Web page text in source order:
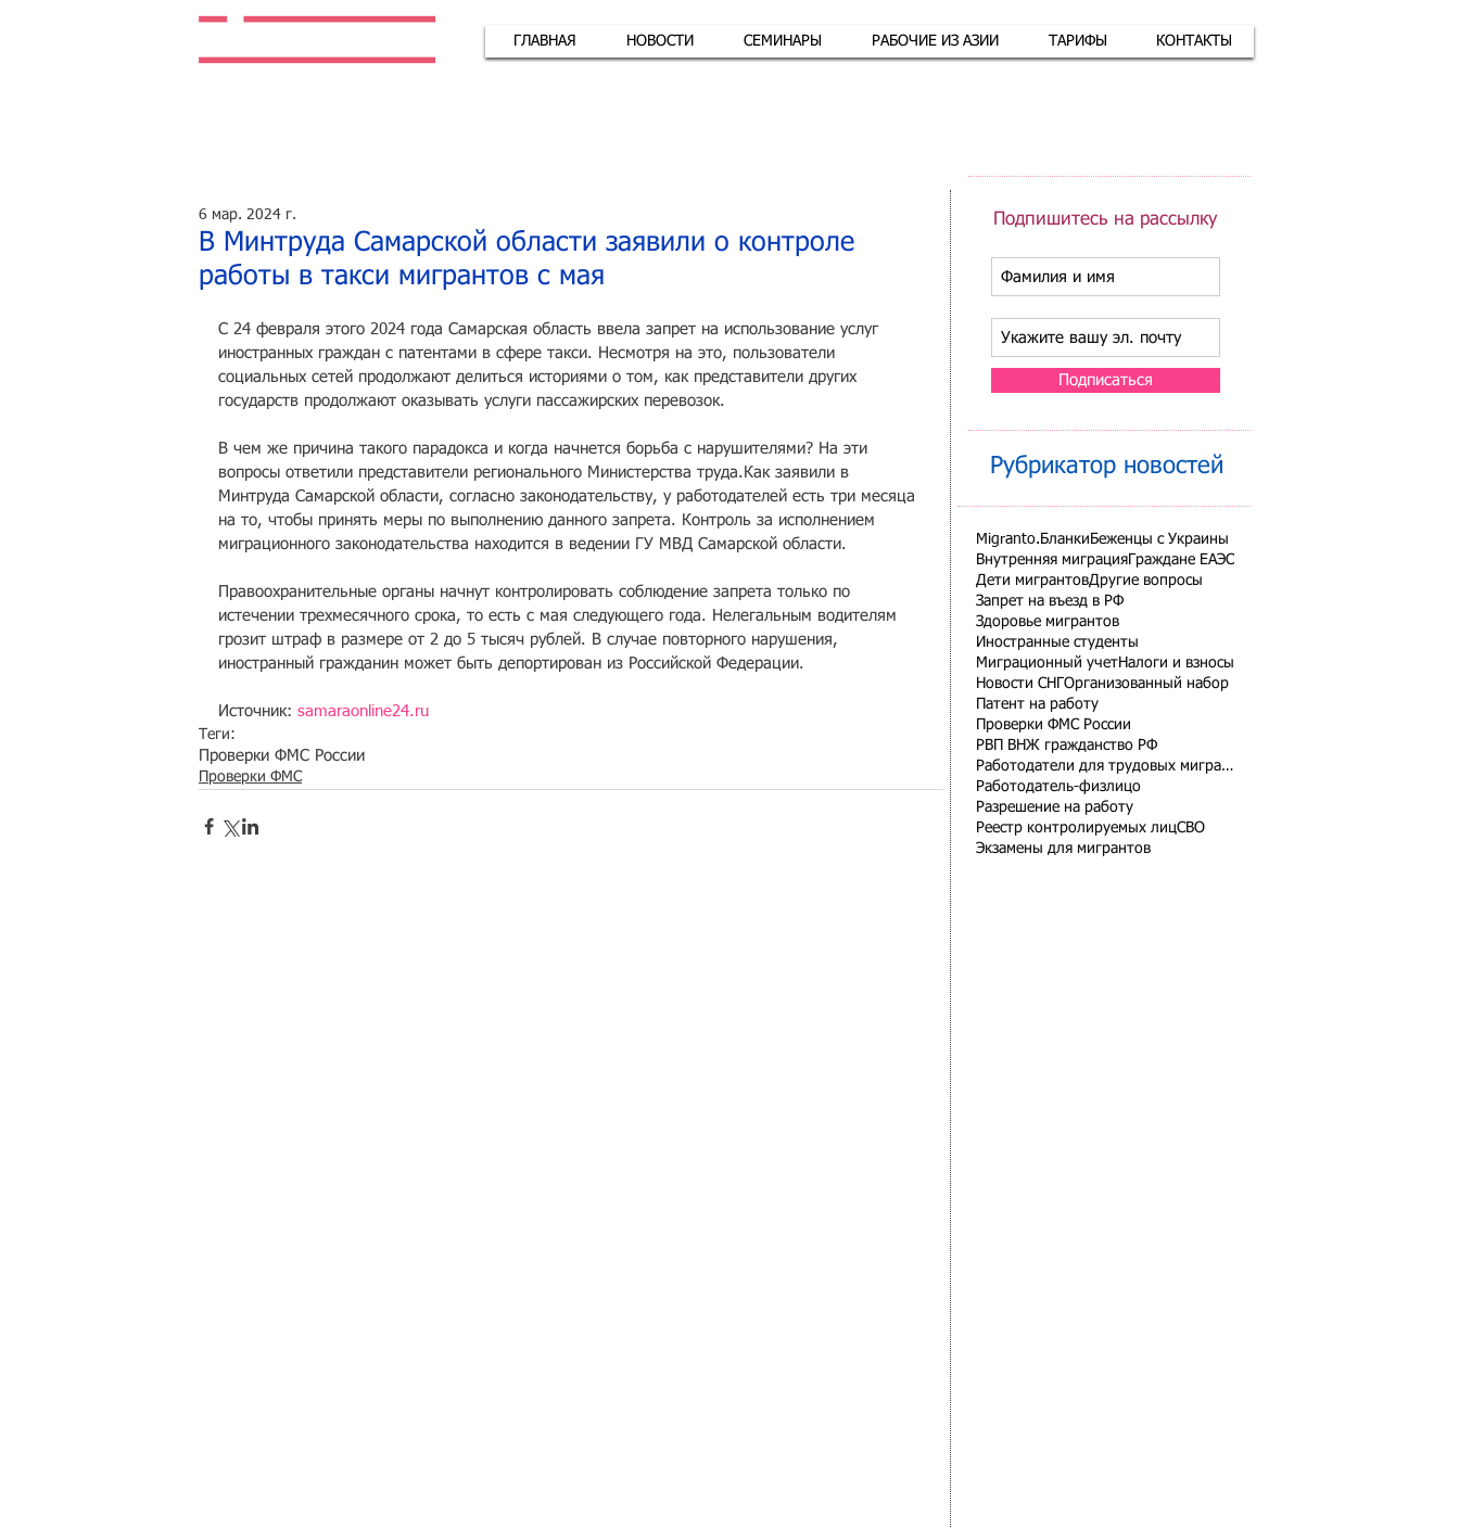
ГЛАВНАЯ НОВОСТИ СЕМИНАРЫ РАБОЧИЕ ИЗ АЗИИ ТАРИФЫ КОНТАКТЫ
В Минтруда Самарской области заявили о контроле
работы в такси мигрантов с мая
6 мар. 2024 г.
С 24 февраля этого 2024 года Самарская область ввела запрет на использование услуг
иностранных граждан с патентами в сфере такси. Несмотря на это, пользователи
социальных сетей продолжают делиться историями о том, как представители других
государств продолжают оказывать услуги пассажирских перевозок.
В чем же причина такого парадокса и когда начнется борьба с нарушителями? На эти
вопросы ответили представители регионального Министерства труда.Как заявили в
Минтруда Самарской области, согласно законодательству, у работодателей есть три месяца
на то, чтобы принять меры по выполнению данного запрета. Контроль за исполнением
миграционного законодательства находится в ведении ГУ МВД Самарской области.
Правоохранительные органы начнут контролировать соблюдение запрета только по
истечении трехмесячного срока, то есть с мая следующего года. Нелегальным водителям
грозит штраф в размере от 2 до 5 тысяч рублей. В случае повторного нарушения,
иностранный гражданин может быть депортирован из Российской Федерации.
Источник: samaraonline24.ru
Теги:
Проверки ФМС России
Проверки ФМС
Подпишитесь на рассылку
Подписаться
Рубрикатор новостей
Migranto.Бланки Беженцы с Украины
Внутренняя миграция Граждане ЕАЭС
Дети мигрантовДругие вопросы
Запрет на въезд в РФ
Здоровье мигрантов
Иностранные студенты
Миграционный учетНалоги и взносы
Новости СНГ Организованный набор
Патент на работу
Проверки ФМС России
РВП ВНЖ гражданство РФ
Работодатели для трудовых мигрантов
Работодатель-физлицо
Разрешение на работу
Реестр контролируемых лицСВО
Экзамены для мигрантов